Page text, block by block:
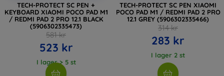
TECH-PROTECT SC PEN +
KEYBOARD XIAOMI POCO PAD M1
/ REDMI PAD 2 PRO 12.1 BLACK
(5906302335473)
581 kr
523 kr
I lager > 5 st
TECH-PROTECT SC PEN XIAOMI
POCO PAD M1 / REDMI PAD 2 PRO
12.1 GREY (5906302335466)
314 kr
283 kr
I lager 2 st